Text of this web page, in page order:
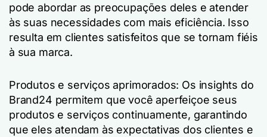
pode abordar as preocupações deles e atender
às suas necessidades com mais eficiência. Isso
resulta em clientes satisfeitos que se tornam fiéis
à sua marca.
Produtos e serviços aprimorados: Os insights do
Brand24 permitem que você aperfeiçoe seus
produtos e serviços continuamente, garantindo
que eles atendam às expectativas dos clientes e